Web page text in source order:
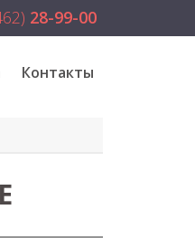
28-99-00
Контакты